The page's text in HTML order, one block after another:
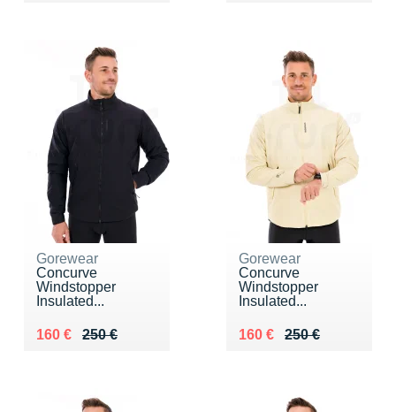
Gorewear
Concurve
Windstopper
Insulated...
250 €
Au lieu de 250 €
160 €
Vendu 160 €
Gorewear
Concurve
Windstopper
Insulated...
250 €
Au lieu de 250 €
160 €
Vendu 160 €